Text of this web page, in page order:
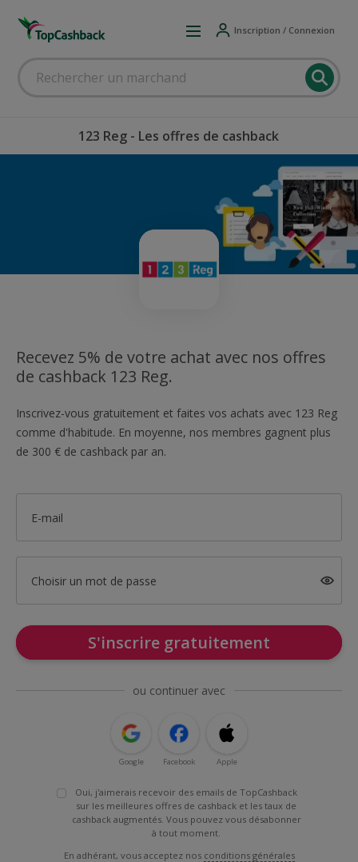
Inscription / Connexion
123 Reg - Les offres de cashback
Recevez 5% de votre achat avec nos offres
de cashback 123 Reg.
Inscrivez-vous gratuitement et faites vos achats avec 123 Reg
comme d'habitude. En moyenne, nos membres gagnent plus
de 300 € de cashback par an.
E-mail
Choisir un mot de passe
S'inscrire gratuitement
ou continuer avec
Google Facebook Apple
Oui, j'aimerais recevoir des emails de TopCashback
sur les meilleures offres de cashback et les taux de
cashback augmentés. Vous pouvez vous désabonner
à tout moment.
En adhérant, vous acceptez nos conditions générales